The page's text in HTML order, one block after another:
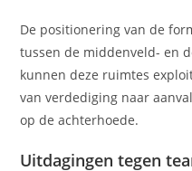
De positionering van de
tussen de middenveld- en
kunnen deze ruimtes
van verdediging naar
op de achterhoede.
Uitdagingen tegen